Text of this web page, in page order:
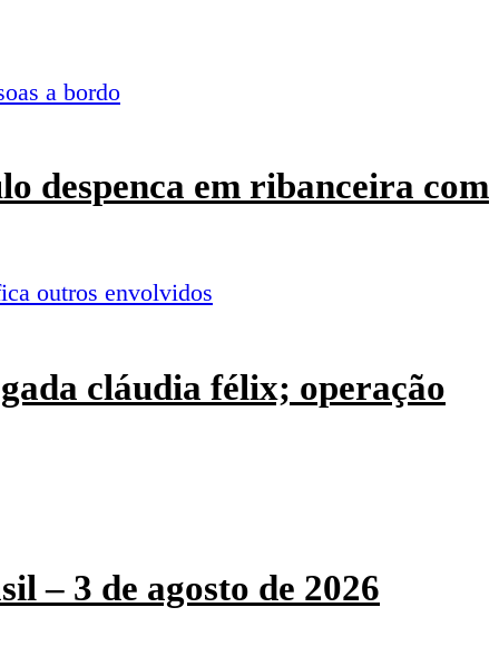
despenca em ribanceira com
cláudia félix; operação
– 3 de agosto de 2026